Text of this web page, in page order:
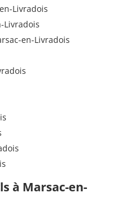
Livradois
Livradois
en-Livradois
à Marsac-en-